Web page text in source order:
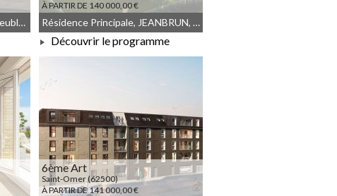
€
Droit commun, JEANBRUN, Meublé non géré
À PARTIR DE 140 000,00 €
À PARTIR DE 140 000,00 €
Résidence Principale, JEANBRUN, Meublé non géré, Droit commun
Découvrir le programme
6ème Art
Saint-Omer (62500)
À PARTIR DE 141 000,00 €